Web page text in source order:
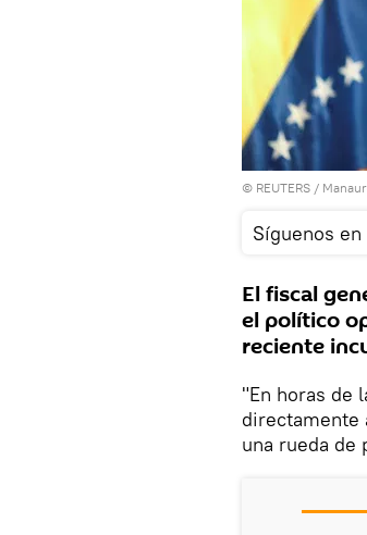
© REUTERS /
Síguenos en
El fiscal
el político
reciente
"En horas de
directamente
una rueda de